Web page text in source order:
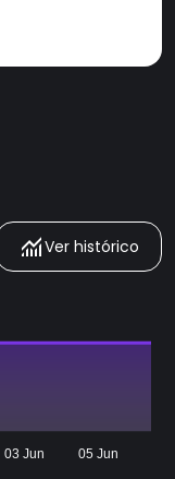
Ver histórico
03 Jun 05 Jun